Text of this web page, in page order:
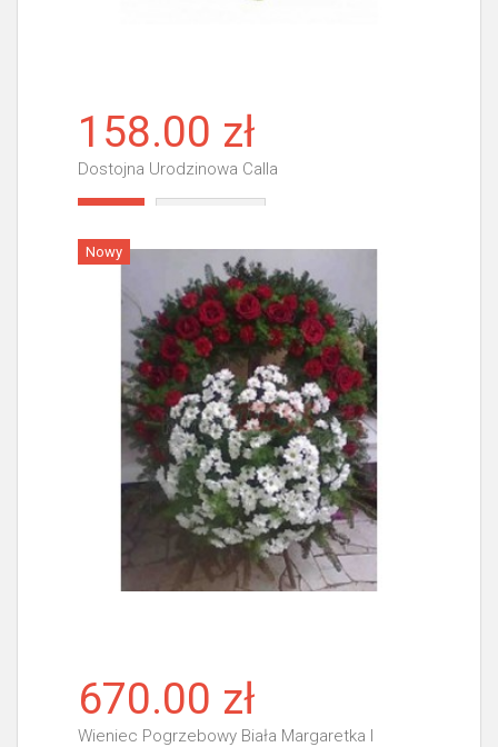
158.00 zł
Dostojna Urodzinowa Calla
Nowy
670.00 zł
Wieniec Pogrzebowy Biała Margaretka I